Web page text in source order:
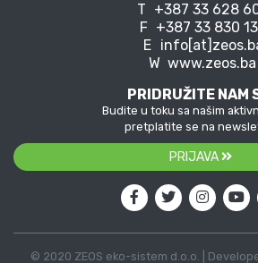
T +387 33 628
F +387 33 830
E
W www.zeos.ba
PRIDRUŽITE NAM
Budite u toku sa našim
pretplatite se na
PRIJAVA
© 2020 ZEOS eko-sistem d.o.o. |